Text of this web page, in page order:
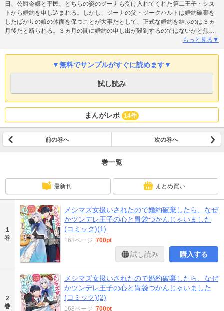
日、公爵令嬢と平民、どちらの姿のジーナも受け入れてくれた第二王子・シス
トから婚約を申し込まれる。しかし、ジーナの父・ジークハルトは婚約破棄を
したばかりの娘の体面を保つことが大事だとして、正式な婚約を結ぶのは３ヵ
月後だと断られる。３ヵ月の間に婚約の申し出が殺到するのではないかと焦る
シストは、更にジーナへの恋心を膨らませていき……？料理スキルで幸せを掴
もっと見る▼
▼無料でサンプルがすぐに読めます▼
試し読み
まんがレポ 14件
前の巻へ 次の巻へ
巻一覧
最新刊 まとめ買い
1
巻
メシマズ女扱いされたので婚約破棄したら、なぜ
かツンデレ王子の心と胃袋つかんじゃいました
(コミック)(1)
168ページ 700pt
試し読み 購入する
2
巻
メシマズ女扱いされたので婚約破棄したら、なぜ
かツンデレ王子の心と胃袋つかんじゃいました
(コミック)(2)
168ページ 700pt